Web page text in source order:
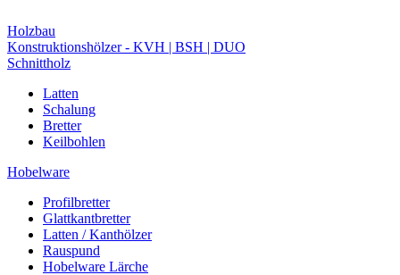
Holzbau
Konstruktionshölzer - KVH | BSH | DUO
Schnittholz
Latten
Schalung
Bretter
Keilbohlen
Hobelware
Profilbretter
Glattkantbretter
Latten / Kanthölzer
Rauspund
Hobelware Lärche